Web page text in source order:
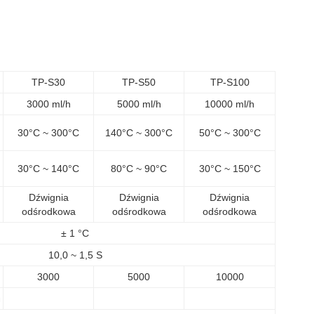
TP-S30 TP-S50
TP-S100
3000 ml/h 5000 ml/h
10000 ml/h
30°C ~ 300°C 140°C ~ 300°C 50°C ~ 300°C
30°C ~ 140°C 80°C ~ 90°C 30°C ~ 150°C
Dźwignia
odśrodkowa
Dźwignia
odśrodkowa
Dźwignia
odśrodkowa
± 1 °C
10,0 ~ 1,5 S
3000 5000
10000